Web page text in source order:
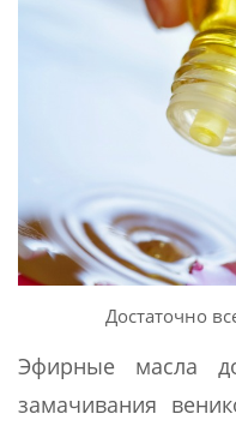
Достаточно
Эфирные масла
замачивания